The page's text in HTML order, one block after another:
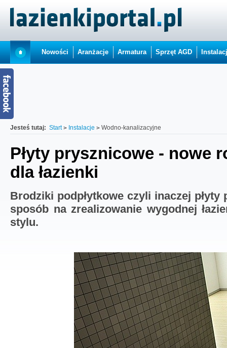
Nowości Aranżacje Armatura Sprzęt AGD
Jesteś tutaj: Start Instalacje Wodno-kanalizacyjne
Płyty prysznicowe - nowe
dla łazienki
Brodziki podpłytkowe czyli inaczej
sposób na zrealizowanie wygodnej
stylu.